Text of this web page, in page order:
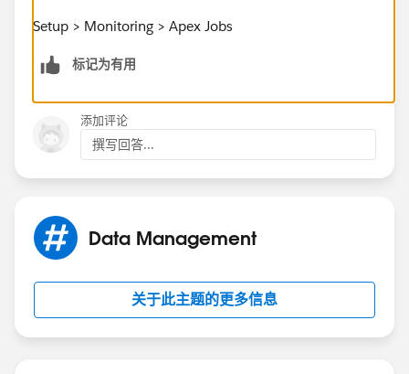
Setup > Monitoring > Apex Jobs
标记为有用
添加评论
撰写回答...
Data Management
关于此主题的更多信息